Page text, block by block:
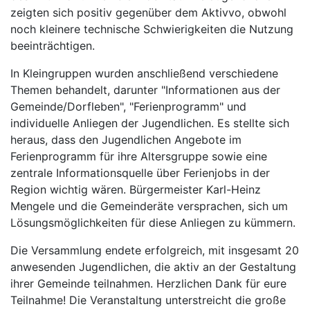
zeigten sich positiv gegenüber dem Aktivvo, obwohl
noch kleinere technische Schwierigkeiten die Nutzung
beeinträchtigen.
In Kleingruppen wurden anschließend verschiedene
Themen behandelt, darunter "Informationen aus der
Gemeinde/Dorfleben", "Ferienprogramm" und
individuelle Anliegen der Jugendlichen. Es stellte sich
heraus, dass den Jugendlichen Angebote im
Ferienprogramm für ihre Altersgruppe sowie eine
zentrale Informationsquelle über Ferienjobs in der
Region wichtig wären. Bürgermeister Karl-Heinz
Mengele und die Gemeinderäte versprachen, sich um
Lösungsmöglichkeiten für diese Anliegen zu kümmern.
Die Versammlung endete erfolgreich, mit insgesamt 20
anwesenden Jugendlichen, die aktiv an der Gestaltung
ihrer Gemeinde teilnahmen. Herzlichen Dank für eure
Teilnahme! Die Veranstaltung unterstreicht die große